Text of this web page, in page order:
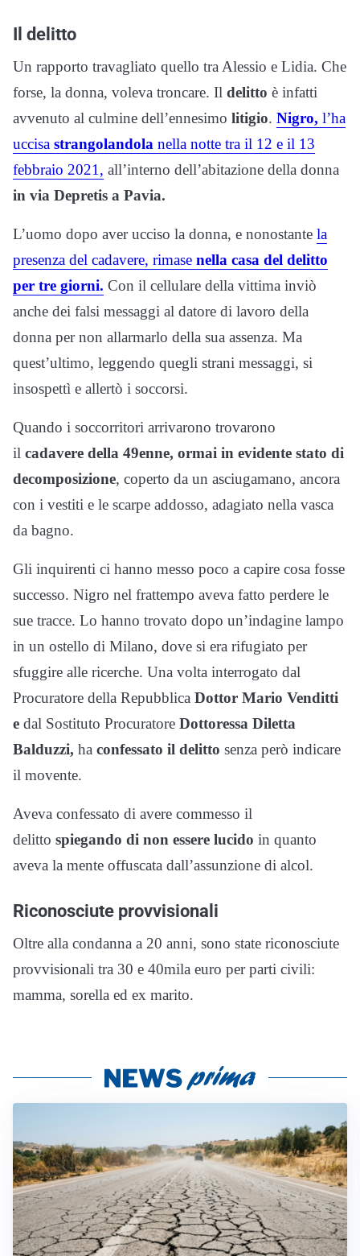
Il delitto
Un rapporto travagliato quello tra Alessio e Lidia. Che
forse, la donna, voleva troncare. Il delitto è infatti
avvenuto al culmine dell’ennesimo litigio. Nigro, l’ha
uccisa strangolandola nella notte tra il 12 e il 13
febbraio 2021, all’interno dell’abitazione della donna
in via Depretis a Pavia.
L’uomo dopo aver ucciso la donna, e nonostante la
presenza del cadavere, rimase nella casa del delitto
per tre giorni. Con il cellulare della vittima inviò
anche dei falsi messaggi al datore di lavoro della
donna per non allarmarlo della sua assenza. Ma
quest’ultimo, leggendo quegli strani messaggi, si
insospettì e allertò i soccorsi.
Quando i soccorritori arrivarono trovarono
il cadavere della 49enne, ormai in evidente stato di
decomposizione, coperto da un asciugamano, ancora
con i vestiti e le scarpe addosso, adagiato nella vasca
da bagno.
Gli inquirenti ci hanno messo poco a capire cosa fosse
successo. Nigro nel frattempo aveva fatto perdere le
sue tracce. Lo hanno trovato dopo un’indagine lampo
in un ostello di Milano, dove si era rifugiato per
sfuggire alle ricerche. Una volta interrogato dal
Procuratore della Repubblica Dottor Mario Venditti
e dal Sostituto Procuratore Dottoressa Diletta
Balduzzi, ha confessato il delitto senza però indicare
il movente.
Aveva confessato di avere commesso il
delitto spiegando di non essere lucido in quanto
aveva la mente offuscata dall’assunzione di alcol.
Riconosciute provvisionali
Oltre alla condanna a 20 anni, sono state riconosciute
provvisionali tra 30 e 40mila euro per parti civili:
mamma, sorella ed ex marito.